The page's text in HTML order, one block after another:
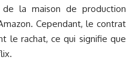
la maison de production
Cependant, le contrat
le rachat, ce qui signifie que